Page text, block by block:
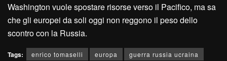
Washington vuole spostare risorse verso il Pacifico, ma sa
che gli europei da soli oggi non reggono il peso dello
scontro con la Russia.
Tags: enrico tomaselli europa
guerra russia ucraina